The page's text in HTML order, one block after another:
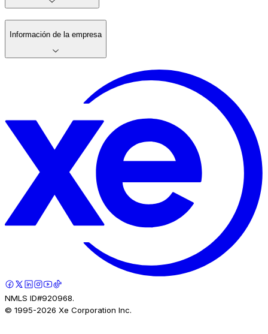
Información de la empresa
NMLS ID#920968.
© 1995-2026 Xe Corporation Inc.